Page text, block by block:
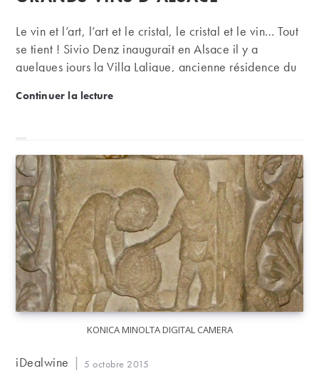
Le vin et l’art, l’art et le cristal, le cristal et le vin… Tout
se tient ! Sivio Denz inaugurait en Alsace il y a
quelques jours la Villa Lalique, ancienne résidence du
de braquer les projecteurs sur les trésors viticoles de
l’invitation de Silvio Denz sonne comme une évidence.
Cet homme d’affaires Suisse, qui a bâti son succès sur
la parfumerie - il a revendu son entreprise à
Marionnaud…
Continuer la lectureBonne table : la Villa Lalique, un écrin de luxe pour
KONICA MINOLTA DIGITAL CAMERA
Auteur/autrice
iDealwine
Publication
5 octobre 2015